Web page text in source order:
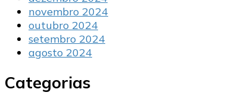
novembro 2024
outubro 2024
setembro 2024
agosto 2024
Categorias